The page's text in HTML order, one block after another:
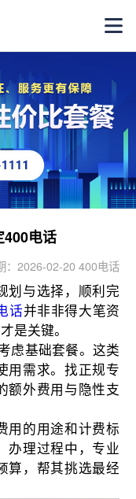
400电话
：2026-02-20 400电话
划与选择，顺利完
话并非非得大笔资
是关键。
虑基础套餐。这类
用需求。找正规专
额外费用与隐性支
用的用途和计费标
办理过程中，专业
算，帮其挑选最经